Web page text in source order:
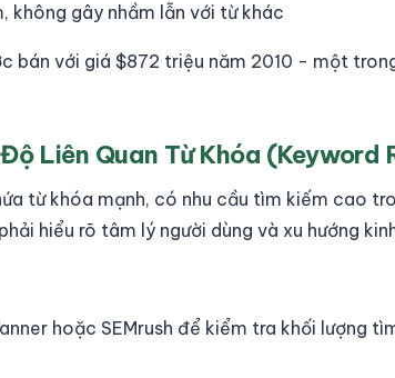
không gây nhầm lẫn với từ khác
bán với giá $872 triệu năm 2010 - một
Liên Quan Từ Khóa (Keyword
từ khóa mạnh, có nhu cầu tìm kiếm cao
hiểu rõ tâm lý người dùng và xu hướng
hoặc SEMrush để kiểm tra khối lượng